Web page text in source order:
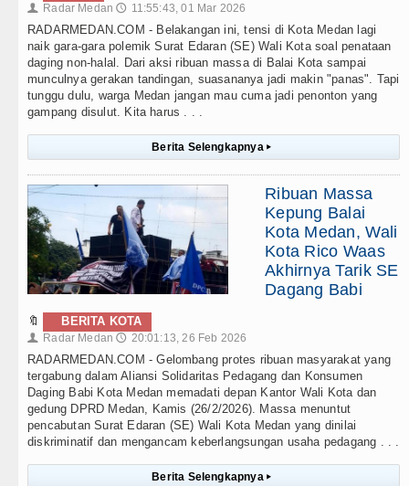
👤 Radar Medan 🕔 11:55:43, 01 Mar 2026
RADARMEDAN.COM - Belakangan ini, tensi di Kota Medan lagi
naik gara-gara polemik Surat Edaran (SE) Wali Kota soal penataan
daging non-halal. Dari aksi ribuan massa di Balai Kota sampai
munculnya gerakan tandingan, suasananya jadi makin "panas". Tapi
tunggu dulu, warga Medan jangan mau cuma jadi penonton yang
gampang disulut. Kita harus . . .
Berita Selengkapnya ▸
Ribuan Massa
Kepung Balai
Kota Medan, Wali
Kota Rico Waas
Akhirnya Tarik SE
Dagang Babi
🔖 BERITA KOTA
👤 Radar Medan 🕔 20:01:13, 26 Feb 2026
RADARMEDAN.COM - Gelombang protes ribuan masyarakat yang
tergabung dalam Aliansi Solidaritas Pedagang dan Konsumen
Daging Babi Kota Medan memadati depan Kantor Wali Kota dan
gedung DPRD Medan, Kamis (26/2/2026). Massa menuntut
pencabutan Surat Edaran (SE) Wali Kota Medan yang dinilai
diskriminatif dan mengancam keberlangsungan usaha pedagang . . .
Berita Selengkapnya ▸